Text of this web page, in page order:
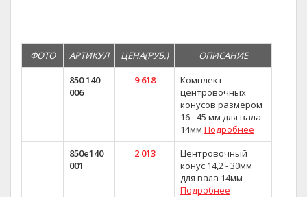
ФОТО АРТИКУЛ ЦЕНА(РУБ.)
ОПИСАНИЕ
850 140
006
9 618
Комплект
центровочных
конусов размером
16 - 45 мм для вала
14мм Подробнее
850e140
001
2 013
Центровочный
конус 14,2 - 30мм
для вала 14мм
Подробнее